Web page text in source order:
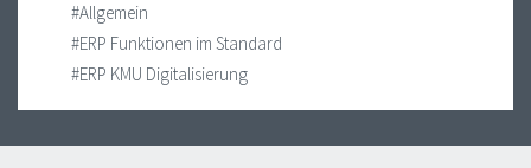
#Allgemein
#ERP Funktionen im Standard
#ERP KMU Digitalisierung